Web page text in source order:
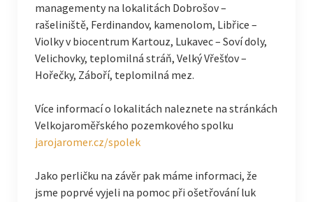
managementy na lokalitách Dobrošov –
rašeliniště, Ferdinandov, kamenolom, Libřice –
Violky v biocentrum Kartouz, Lukavec – Soví doly,
Velichovky, teplomilná stráň, Velký Vřešťov –
Hořečky, Záboří, teplomilná mez.
Více informací o lokalitách naleznete na stránkách
Velkojaroměřského pozemkového spolku
jarojaromer.cz/spolek
Jako perličku na závěr pak máme informaci, že
jsme poprvé vyjeli na pomoc při ošetřování luk